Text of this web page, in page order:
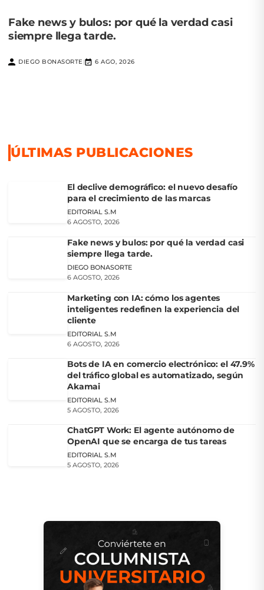
Fake news y bulos: por qué la verdad casi
siempre llega tarde.
DIEGO BONASORTE| 6 AGO, 2026
ÚLTIMAS PUBLICACIONES
El declive demográfico: el nuevo desafío
para el crecimiento de las marcas
EDITORIAL S.M
6 AGOSTO, 2026
Fake news y bulos: por qué la verdad casi
siempre llega tarde.
DIEGO BONASORTE
6 AGOSTO, 2026
Marketing con IA: cómo los agentes
inteligentes redefinen la experiencia del
cliente
EDITORIAL S.M
6 AGOSTO, 2026
Bots de IA en comercio electrónico: el 47.9%
del tráfico global es automatizado, según
Akamai
EDITORIAL S.M
5 AGOSTO, 2026
ChatGPT Work: El agente autónomo de
OpenAI que se encarga de tus tareas
EDITORIAL S.M
5 AGOSTO, 2026